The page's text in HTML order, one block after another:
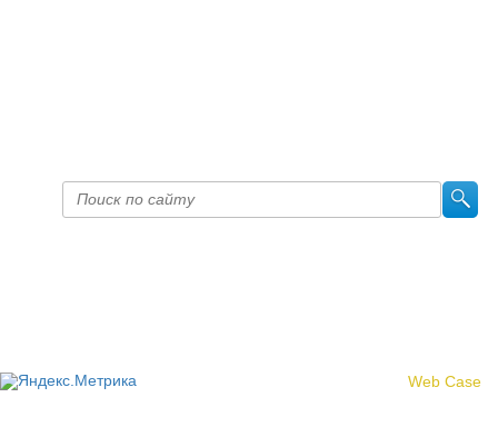
Web Case